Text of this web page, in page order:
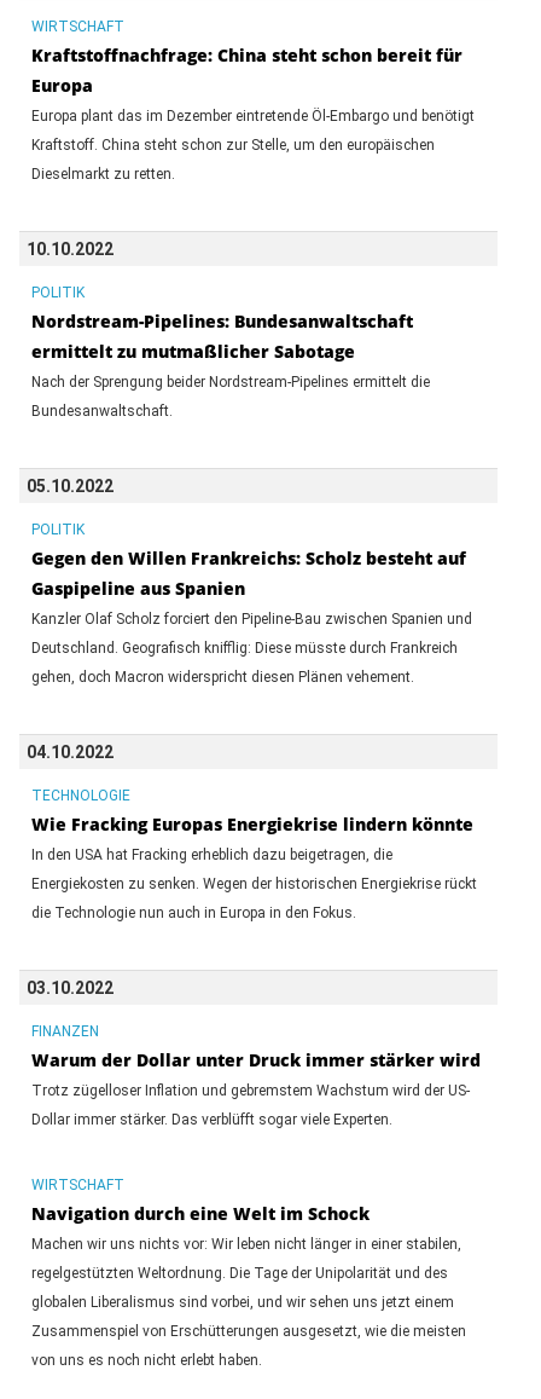
WIRTSCHAFT
Kraftstoffnachfrage: China steht schon bereit für
Europa
Europa plant das im Dezember eintretende Öl-Embargo und benötigt
Kraftstoff. China steht schon zur Stelle, um den europäischen
Dieselmarkt zu retten.
10.10.2022
POLITIK
Nordstream-Pipelines: Bundesanwaltschaft
ermittelt zu mutmaßlicher Sabotage
Nach der Sprengung beider Nordstream-Pipelines ermittelt die
Bundesanwaltschaft.
05.10.2022
POLITIK
Gegen den Willen Frankreichs: Scholz besteht auf
Gaspipeline aus Spanien
Kanzler Olaf Scholz forciert den Pipeline-Bau zwischen Spanien und
Deutschland. Geografisch knifflig: Diese müsste durch Frankreich
gehen, doch Macron widerspricht diesen Plänen vehement.
04.10.2022
TECHNOLOGIE
Wie Fracking Europas Energiekrise lindern könnte
In den USA hat Fracking erheblich dazu beigetragen, die
Energiekosten zu senken. Wegen der historischen Energiekrise rückt
die Technologie nun auch in Europa in den Fokus.
03.10.2022
FINANZEN
Warum der Dollar unter Druck immer stärker wird
Trotz zügelloser Inflation und gebremstem Wachstum wird der US-
Dollar immer stärker. Das verblüfft sogar viele Experten.
WIRTSCHAFT
Navigation durch eine Welt im Schock
Machen wir uns nichts vor: Wir leben nicht länger in einer stabilen,
regelgestützten Weltordnung. Die Tage der Unipolarität und des
globalen Liberalismus sind vorbei, und wir sehen uns jetzt einem
Zusammenspiel von Erschütterungen ausgesetzt, wie die meisten
von uns es noch nicht erlebt haben.